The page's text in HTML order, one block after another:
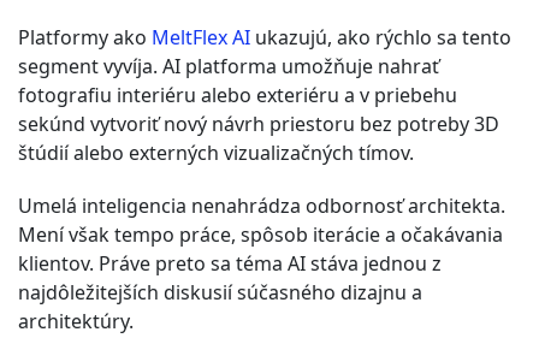
Platformy ako MeltFlex AI ukazujú, ako rýchlo sa tento
segment vyvíja. AI platforma umožňuje nahrať
fotografiu interiéru alebo exteriéru a v priebehu
sekúnd vytvoriť nový návrh priestoru bez potreby 3D
štúdií alebo externých vizualizačných tímov.
Umelá inteligencia nenahrádza odbornosť architekta.
Mení však tempo práce, spôsob iterácie a očakávania
klientov. Práve preto sa téma AI stáva jednou z
najdôležitejších diskusií súčasného dizajnu a
architektúry.